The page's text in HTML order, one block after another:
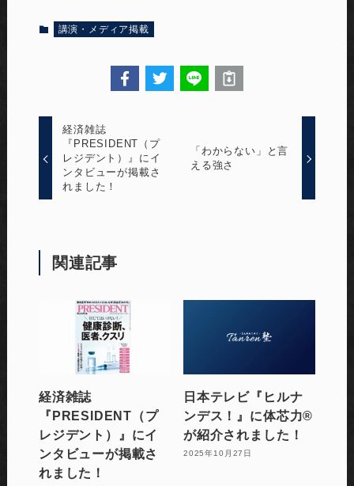
講演・メディア掲載
経済雑誌
『PRESIDENT（プ
レジデント）』にイ
ンタビューが掲載さ
れました！
「わからない」と言
える強さ
関連記事
経済雑誌
『PRESIDENT（プ
レジデント）』にイ
ンタビューが掲載さ
れました！
日本テレビ『ヒルナ
ンデス！』に体芯力®
が紹介されました！
2025年10月27日